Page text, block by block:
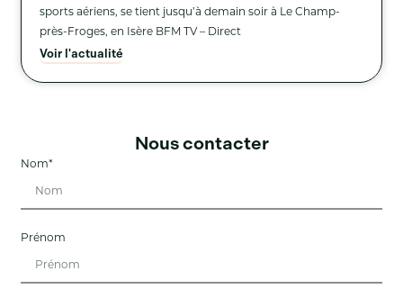
sports aériens, se tient jusqu’à demain soir à Le Champ-
près-Froges, en Isère BFM TV – Direct
Voir l'actualité
Nous contacter
Nom*
Prénom